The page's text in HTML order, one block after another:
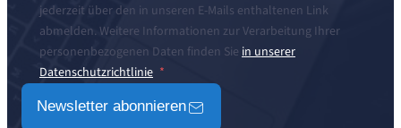
jederzeit über den in unseren E-Mails enthaltenen Link
abmelden. Weitere Informationen zur Verarbeitung Ihrer
personenbezogenen Daten finden Sie in unserer
Datenschutzrichtlinie
Newsletter abonnieren